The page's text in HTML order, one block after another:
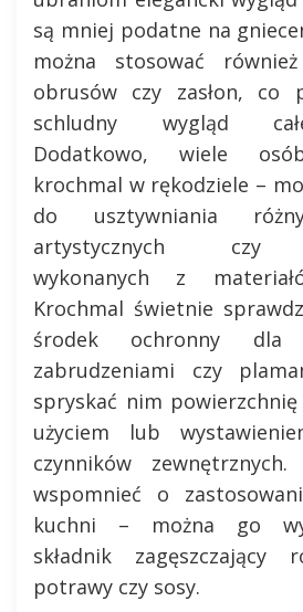
są mniej podatne na
można stosować
obrusów czy zasłon, co
schludny wygląd
Dodatkowo, wiele
krochmal w rękodziele –
do usztywniania
artystycznych czy
wykonanych z
Krochmal świetnie
środek ochronny
zabrudzeniami czy
spryskać nim
użyciem lub
czynników
wspomnieć o
kuchni – można go
składnik zagęszczający
potrawy czy sosy.